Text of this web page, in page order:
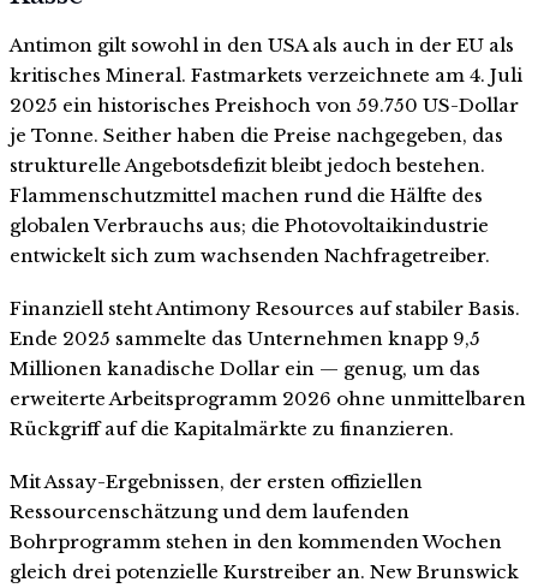
Antimon gilt sowohl in den USA als auch in der EU als
kritisches Mineral. Fastmarkets verzeichnete am 4. Juli
2025 ein historisches Preishoch von 59.750 US-Dollar
je Tonne. Seither haben die Preise nachgegeben, das
strukturelle Angebotsdefizit bleibt jedoch bestehen.
Flammenschutzmittel machen rund die Hälfte des
globalen Verbrauchs aus; die Photovoltaikindustrie
entwickelt sich zum wachsenden Nachfragetreiber.
Finanziell steht Antimony Resources auf stabiler Basis.
Ende 2025 sammelte das Unternehmen knapp 9,5
Millionen kanadische Dollar ein — genug, um das
erweiterte Arbeitsprogramm 2026 ohne unmittelbaren
Rückgriff auf die Kapitalmärkte zu finanzieren.
Mit Assay-Ergebnissen, der ersten offiziellen
Ressourcenschätzung und dem laufenden
Bohrprogramm stehen in den kommenden Wochen
gleich drei potenzielle Kurstreiber an. New Brunswick